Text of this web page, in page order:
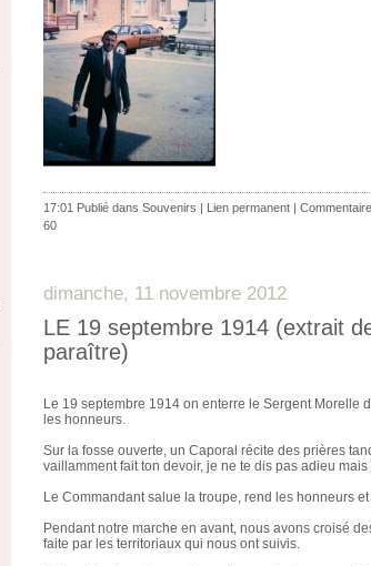
17:01 Publié dans Souvenirs | Lien permanent |
60
dimanche, 11 novembre 2012
LE 19 septembre 1914 (extrait
paraître)
Le 19 septembre 1914 on enterre le Sergent Morelle
les honneurs.
Sur la fosse ouverte, un Caporal récite des prières
vaillamment fait ton devoir, je ne te dis pas adieu mais
Le Commandant salue la troupe, rend les honneurs
Pendant notre marche en avant, nous avons croisé
faite par les territoriaux qui nous ont suivis.